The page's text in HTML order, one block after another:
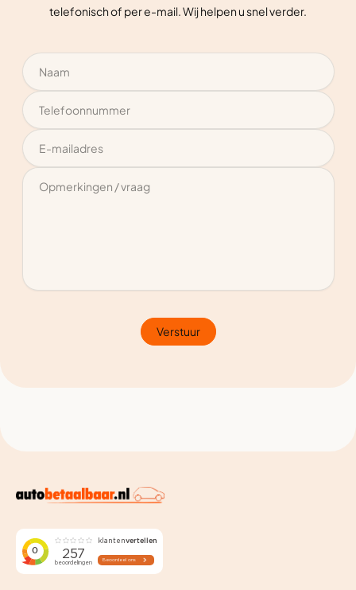
telefonisch of per e-mail. Wij helpen u snel verder.
Verstuur